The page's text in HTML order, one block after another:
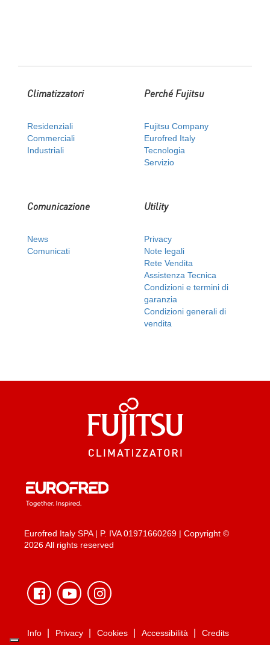
Climatizzatori
Residenziali
Commerciali
Industriali
Perché Fujitsu
Fujitsu Company
Eurofred Italy
Tecnologia
Servizio
Comunicazione
News
Comunicati
Utility
Privacy
Note legali
Rete Vendita
Assistenza Tecnica
Condizioni e termini di
garanzia
Condizioni generali di
vendita
Eurofred Italy SPA | P. IVA 01971660269 | Copyright ©
2026 All rights reserved
Info Privacy Cookies Accessibilità Credits